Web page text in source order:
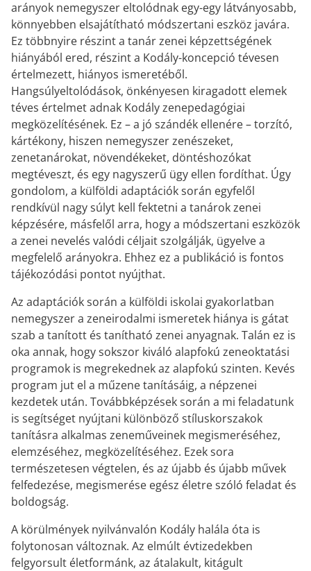
arányok nemegyszer eltolódnak egy-egy látványosabb,
könnyebben elsajátítható módszertani eszköz javára.
Ez többnyire részint a tanár zenei képzettségének
hiányából ered, részint a Kodály-koncepció tévesen
értelmezett, hiányos ismeretéből.
Hangsúlyeltolódások, önkényesen kiragadott elemek
téves értelmet adnak Kodály zenepedagógiai
megközelítésének. Ez – a jó szándék ellenére – torzító,
kártékony, hiszen nemegyszer zenészeket,
zenetanárokat, növendékeket, döntéshozókat
megtéveszt, és egy nagyszerű ügy ellen fordíthat. Úgy
gondolom, a külföldi adaptációk során egyfelől
rendkívül nagy súlyt kell fektetni a tanárok zenei
képzésére, másfelől arra, hogy a módszertani eszközök
a zenei nevelés valódi céljait szolgálják, ügyelve a
megfelelő arányokra. Ehhez ez a publikáció is fontos
tájékozódási pontot nyújthat.
Az adaptációk során a külföldi iskolai gyakorlatban
nemegyszer a zeneirodalmi ismeretek hiánya is gátat
szab a tanított és tanítható zenei anyagnak. Talán ez is
oka annak, hogy sokszor kiváló alapfokú zeneoktatási
programok is megrekednek az alapfokú szinten. Kevés
program jut el a műzene tanításáig, a népzenei
kezdetek után. Továbbképzések során a mi feladatunk
is segítséget nyújtani különböző stíluskorszakok
tanításra alkalmas zeneműveinek megismeréséhez,
elemzéséhez, megközelítéséhez. Ezek sora
természetesen végtelen, és az újabb és újabb művek
felfedezése, megismerése egész életre szóló feladat és
boldogság.
A körülmények nyilvánvalón Kodály halála óta is
folytonosan változnak. Az elmúlt évtizedekben
felgyorsult életformánk, az átalakult, kitágult